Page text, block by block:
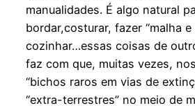
manualidades. É algo natural
bordar,costurar, fazer “malha e
cozinhar…essas coisas de
faz com que, muitas vezes,
“bichos raros em vias de
“extra-terrestres” no meio de